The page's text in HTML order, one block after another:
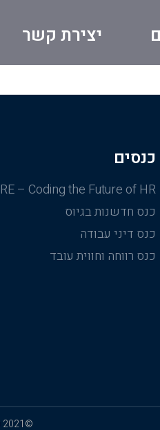
יצירת קשר
כנסים
RE – Coding the Future of HR
כנס חדשנות בגיוס
כנס דיני עבודה
כנס רווחה וחווית עובד
©2021 כל הזכויות שמורות לHRus.